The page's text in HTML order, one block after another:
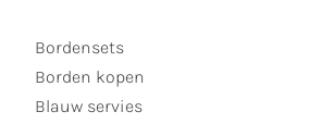
Bordensets
Borden kopen
Blauw servies